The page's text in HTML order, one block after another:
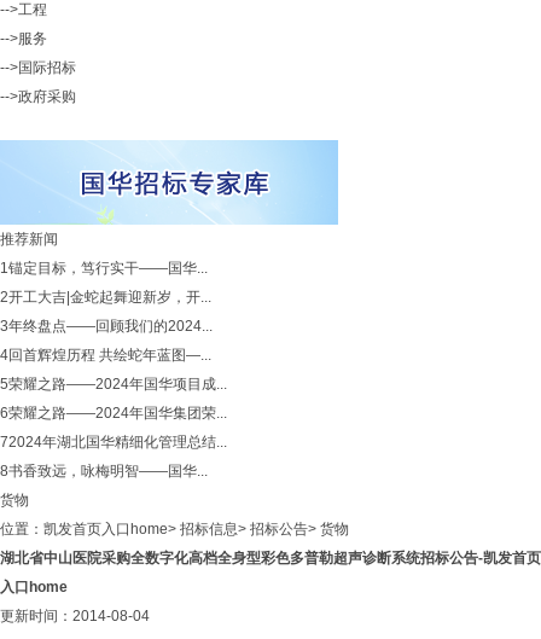
-->工程
-->服务
-->国际招标
-->政府采购
推荐新闻
1锚定目标，笃行实干——国华...
2开工大吉|金蛇起舞迎新岁，开...
3年终盘点——回顾我们的2024...
4回首辉煌历程 共绘蛇年蓝图—...
5荣耀之路——2024年国华项目成...
6荣耀之路——2024年国华集团荣...
72024年湖北国华精细化管理总结...
8书香致远，咏梅明智——国华...
货物
位置： 凯发首页入口home> 招标信息> 招标公告> 货物
湖北省中山医院采购全数字化高档全身型彩色多普勒超声诊断系统招标公告-凯发首页
入口home
更新时间：2014-08-04